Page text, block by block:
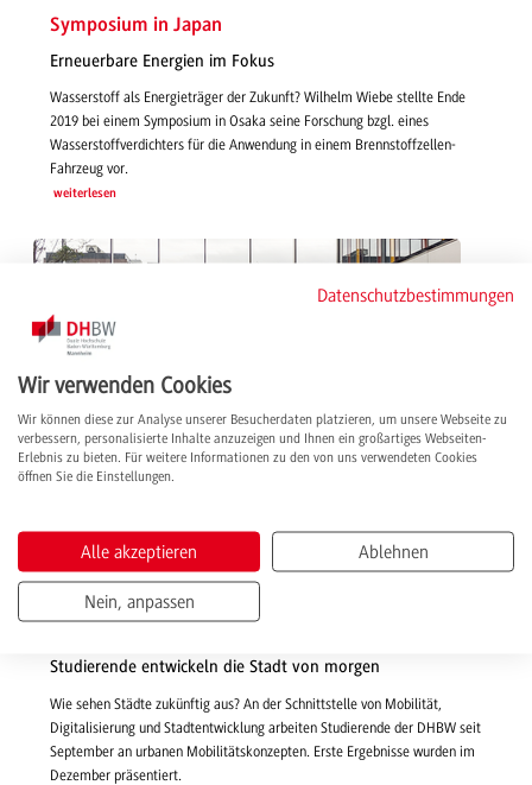
Symposium in Japan
Erneuerbare Energien im Fokus
Wasserstoff als Energieträger der Zukunft? Wilhelm Wiebe stellte Ende
2019 bei einem Symposium in Osaka seine Forschung bzgl. eines
Wasserstoffverdichters für die Anwendung in einem Brennstoffzellen-
Fahrzeug vor.
weiterlesen
10.01.2020 | News
Studierende entwickeln die Stadt von morgen
Wie sehen Städte zukünftig aus? An der Schnittstelle von Mobilität,
Digitalisierung und Stadtentwicklung arbeiten Studierende der DHBW seit
September an urbanen Mobilitätskonzepten. Erste Ergebnisse wurden im
Dezember präsentiert.
Datenschutzbestimmungen
Wir verwenden Cookies
Wir können diese zur Analyse unserer Besucherdaten platzieren, um unsere Webseite zu
verbessern, personalisierte Inhalte anzuzeigen und Ihnen ein großartiges Webseiten-
Erlebnis zu bieten. Für weitere Informationen zu den von uns verwendeten Cookies
öffnen Sie die Einstellungen.
Alle akzeptieren Ablehnen
Nein, anpassen